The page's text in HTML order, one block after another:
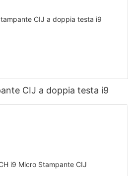
CIJ a doppia testa i9